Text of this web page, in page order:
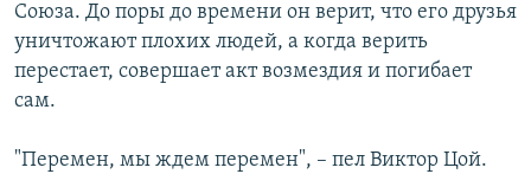
Союза. До поры до времени он верит, что его друзья
уничтожают плохих людей, а когда верить
перестает, совершает акт возмездия и погибает
сам.
"Перемен, мы ждем перемен", – пел Виктор Цой.